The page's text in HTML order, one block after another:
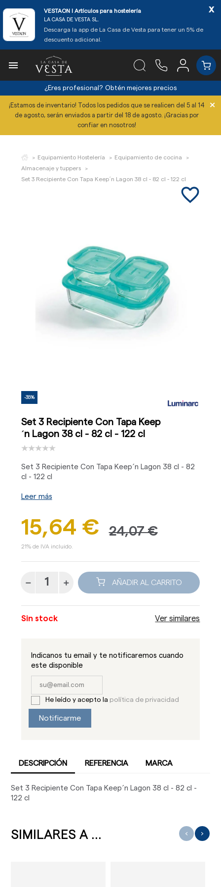
VESTAON l Artículos para hostelería
LA CASA DE VESTA SL.
Descarga la app de La Casa de Vesta para tener un 5% de
descuento adicional.
x

¿Eres profesional? Obtén mejores precios
¡Estamos de inventario! Todos los pedidos que se realicen del 5 al 14
de agosto, serán enviados a partir del 18 de agosto. ¡Gracias por
confiar en nosotros!
×
Equipamiento Hostelería
Equipamiento de cocina
Almacenaje y tuppers
Set 3 Recipiente Con Tapa Keep´n Lagon 38 cl - 82 cl - 122 cl
favorite_border
-35%
Set 3 Recipiente Con Tapa Keep
´n Lagon 38 cl - 82 cl - 122 cl
Set 3 Recipiente Con Tapa Keep´n Lagon 38 cl - 82
cl - 122 cl
Leer más
15,64 € 24,07 €
21% de IVA incluido.
AÑADIR AL CARRITO
Sin stock Ver similares
Indicanos tu email y te notificaremos cuando
este disponible
He leído y acepto la política de privacidad
Notificarme
DESCRIPCIÓN REFERENCIA MARCA
Set 3 Recipiente Con Tapa Keep´n Lagon 38 cl - 82 cl -
122 cl
SIMILARES A ... ‹ ›